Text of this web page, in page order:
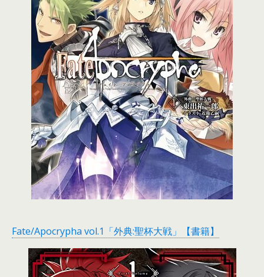
Fate/Apocrypha vol.1「外典:聖杯大戦」【書籍】